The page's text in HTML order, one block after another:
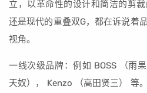
立，以革命性的设计和简洁的剪
还是现代的重叠双G，都在诉说着
视角。
一线次级品牌：例如 BOSS （雨
天奴）， Kenzo （高田贤三） 等